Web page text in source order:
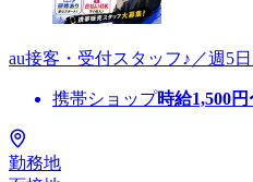
au接客・受付スタッフ♪／週5
携帯ショップ時給1,500
勤務地